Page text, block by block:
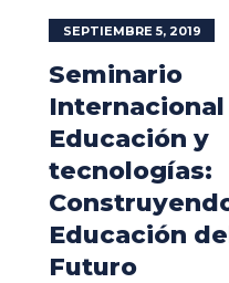
SEPTIEMBRE 5, 2019
Seminario
Internacional
Educación y
tecnologías:
Educación
Futuro